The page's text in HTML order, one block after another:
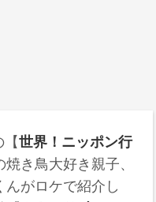
【世界！ニッポン行
焼き鳥大好き親子、
がロケで紹介し